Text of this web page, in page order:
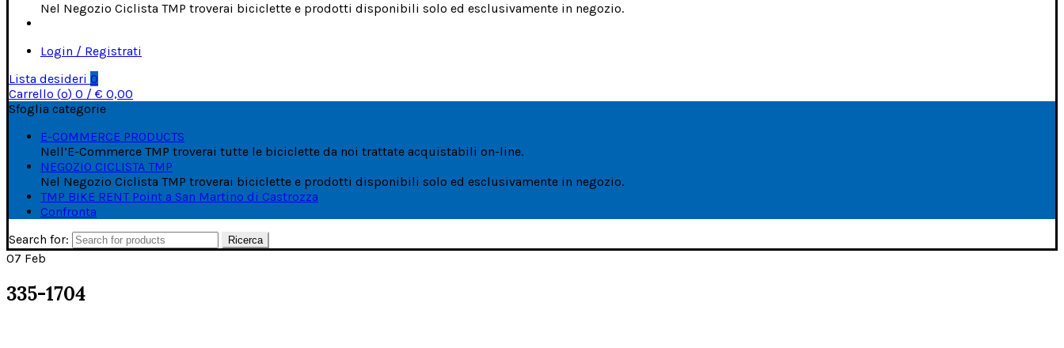
Nel Negozio Ciclista TMP troverai biciclette e prodotti disponibili solo ed esclusivamente in negozio.
Login / Registrati
Lista desideri 0
Carrello (o) 0 / € 0,00
Sfoglia categorie
E-COMMERCE PRODUCTS
Nell’E-Commerce TMP troverai tutte le biciclette da noi trattate acquistabili on-line.
NEGOZIO CICLISTA TMP
Nel Negozio Ciclista TMP troverai biciclette e prodotti disponibili solo ed esclusivamente in negozio.
TMP BIKE RENT Point a San Martino di Castrozza
Confronta
Search for:
Ricerca
07 Feb
335-1704